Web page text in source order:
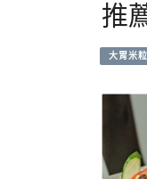
推
大胃米